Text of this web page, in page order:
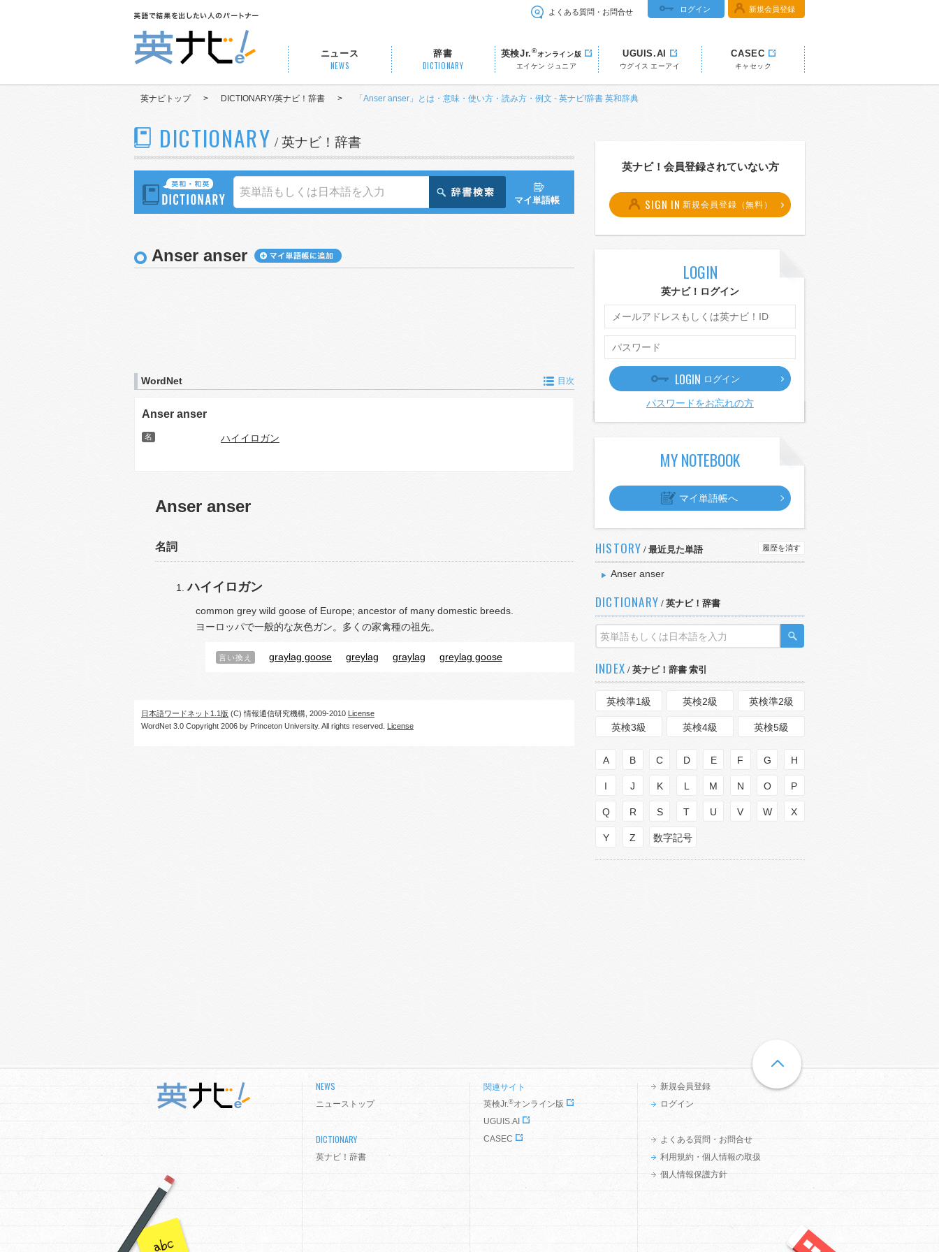
よくある質問・お問合せ ログイン 新規会員登録
ニュース
NEWS
辞書
DICTIONARY
英検Jr.®オンライン版
エイケン ジュニア
UGUIS.AI
ウグイス エーアイ
CASEC
キャセック
英ナビトップ > DICTIONARY/英ナビ！辞書 > 「Anser anser」とは・意味・使い方・読み方・例文 - 英ナビ!辞書 英和辞典
DICTIONARY / 英ナビ！辞書
マイ単語帳
Anser anser
WordNet 目次
Anser anser
名 ハイイロガン
Anser anser
名詞
ハイイロガン
common grey wild goose of Europe; ancestor of many domestic breeds.
ヨーロッパで一般的な灰色ガン。多くの家禽種の祖先。
言い換え graylag goose greylag graylag greylag goose
日本語ワードネット1.1版 (C) 情報通信研究機構, 2009-2010 License
WordNet 3.0 Copyright 2006 by Princeton University. All rights reserved. License
英ナビ！会員登録されていない方
SIGN IN 新規会員登録（無料）
LOGIN
英ナビ！ログイン
LOGIN ログイン
パスワードをお忘れの方
MY NOTEBOOK
マイ単語帳へ
HISTORY / 最近見た単語 履歴を消す
Anser anser
DICTIONARY / 英ナビ！辞書
INDEX / 英ナビ！辞書 索引
英検準1級 英検2級 英検準2級
英検3級 英検4級 英検5級
A B C D E F G H
I J K L M N O P
Q R S T U V W X
Y Z 数字記号
NEWS
ニューストップ
DICTIONARY
英ナビ！辞書
関連サイト
英検Jr.®オンライン版
UGUIS.AI
CASEC
新規会員登録
ログイン
よくある質問・お問合せ
利用規約・個人情報の取扱
個人情報保護方針